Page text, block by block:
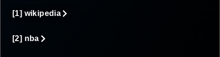
[1] wikipedia
[2] nba